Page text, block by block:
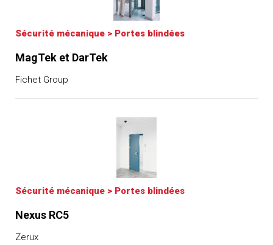
Sécurité mécanique > Portes blindées
MagTek et DarTek
Fichet Group
Sécurité mécanique > Portes blindées
Nexus RC5
Zerux